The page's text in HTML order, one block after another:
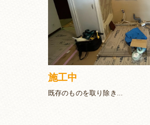
施工中
既存のものを取り除き...